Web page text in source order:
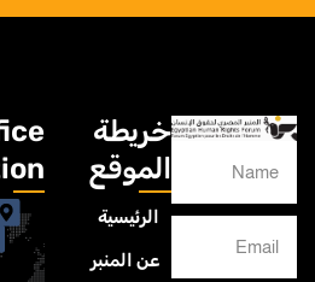
خريطة
الموقع
الرئيسية
عن المنبر